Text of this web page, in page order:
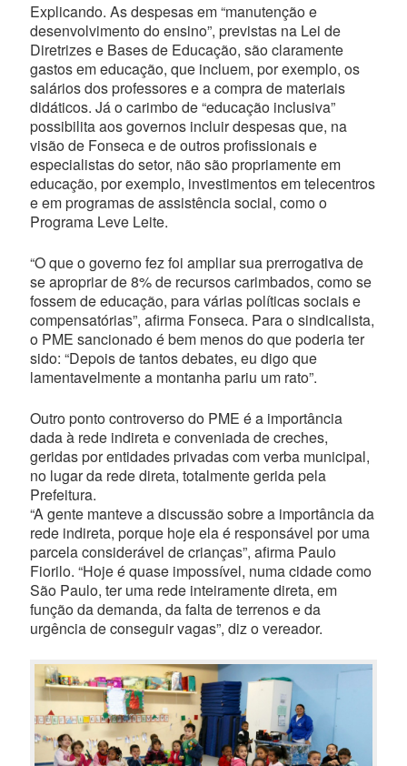
Explicando. As despesas em “manutenção e
desenvolvimento do ensino”, previstas na Lei de
Diretrizes e Bases de Educação, são claramente
gastos em educação, que incluem, por exemplo, os
salários dos professores e a compra de materiais
didáticos. Já o carimbo de “educação inclusiva”
possibilita aos governos incluir despesas que, na
visão de Fonseca e de outros profissionais e
especialistas do setor, não são propriamente em
educação, por exemplo, investimentos em telecentros
e em programas de assistência social, como o
Programa Leve Leite.
“O que o governo fez foi ampliar sua prerrogativa de
se apropriar de 8% de recursos carimbados, como se
fossem de educação, para várias políticas sociais e
compensatórias”, afirma Fonseca. Para o sindicalista,
o PME sancionado é bem menos do que poderia ter
sido: “Depois de tantos debates, eu digo que
lamentavelmente a montanha pariu um rato”.
Outro ponto controverso do PME é a importância
dada à rede indireta e conveniada de creches,
geridas por entidades privadas com verba municipal,
no lugar da rede direta, totalmente gerida pela
Prefeitura.
“A gente manteve a discussão sobre a importância da
rede indireta, porque hoje ela é responsável por uma
parcela considerável de crianças”, afirma Paulo
Fiorilo. “Hoje é quase impossível, numa cidade como
São Paulo, ter uma rede inteiramente direta, em
função da demanda, da falta de terrenos e da
urgência de conseguir vagas”, diz o vereador.